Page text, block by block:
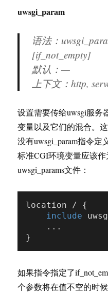
uwsgi_param
语法：
[if_not_empty]
默认：—
上下文：http,
设置需要传给uwsgi服务
变量以及它们的混合。
没有uwsgi_param指令定
标准CGI环境变量应该
uwsgi_params文件：
location / {
include
如果指令指定了
个参数将在值不空的时